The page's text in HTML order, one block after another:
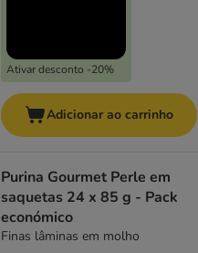
Ativar desconto -20%
Adicionar ao carrinho
Purina Gourmet Perle em
saquetas 24 x 85 g - Pack
económico
Finas lâminas em molho